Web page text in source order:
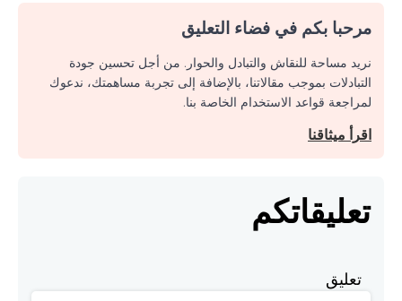
مرحبا بكم في فضاء التعليق
نريد مساحة للنقاش والتبادل والحوار. من أجل تحسين جودة
التبادلات بموجب مقالاتنا، بالإضافة إلى تجربة مساهمتك، ندعوك
لمراجعة قواعد الاستخدام الخاصة بنا.
اقرأ ميثاقنا
تعليقاتكم
تعليق